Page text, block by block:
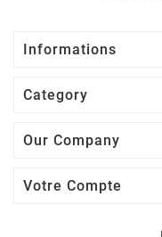
Informations
Category
Our Company
Votre Compte